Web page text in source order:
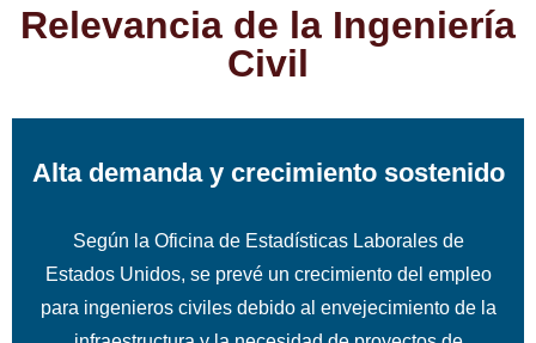
Relevancia de la Ingeniería
Civil
Alta demanda y crecimiento sostenido
Según la Oficina de Estadísticas Laborales de
Estados Unidos, se prevé un crecimiento del empleo
para ingenieros civiles debido al envejecimiento de la